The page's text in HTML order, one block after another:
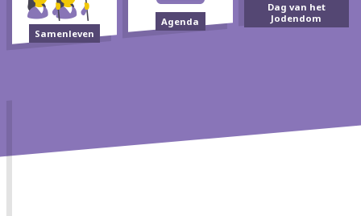
Samenleven
Agenda
Dag van het
Jodendom